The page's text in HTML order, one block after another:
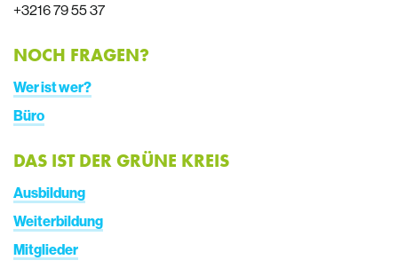
+3216 79 55 37
NOCH FRAGEN?
Wer ist wer?
Büro
DAS IST DER GRÜNE KREIS
Ausbildung
Weiterbildung
Mitglieder